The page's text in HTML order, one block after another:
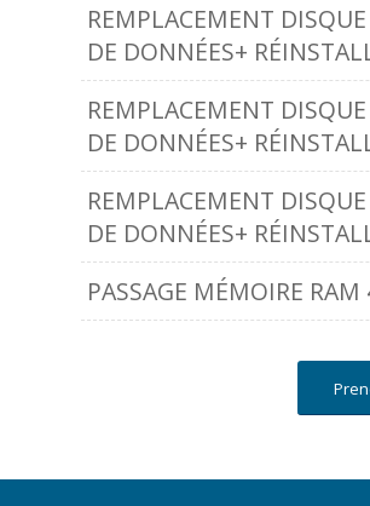
REMPLACEMENT
DE DONNÉES+
REMPLACEMENT
DE DONNÉES+
REMPLACEMENT
DE DONNÉES+
PASSAGE MÉMOIRE RAM